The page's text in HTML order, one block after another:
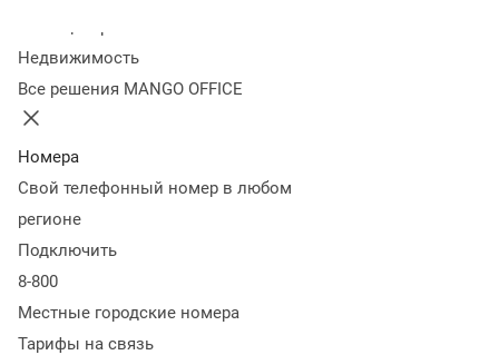
Недвижимость
Все решения MANGO OFFICE
Номера
Свой телефонный номер в любом
регионе
Подключить
8-800
Местные городские номера
Тарифы на связь
до 5 звезд и два международных отельных бренда.
VALO управляет комплексом из 6 апарт-отелей в
Санкт-Петербурге. Гостям доступны фитнес-центр,
магазины, конференц-залы, кинотеатр, парк
https://valoservice.ru/
О
проекте
внедрения